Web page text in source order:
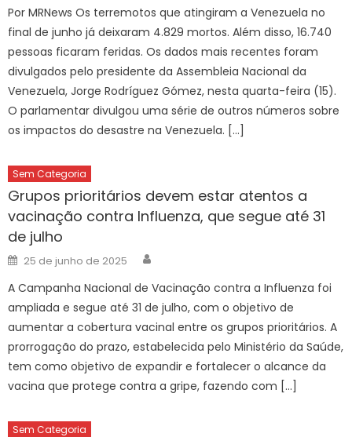
Por MRNews Os terremotos que atingiram a Venezuela no
final de junho já deixaram 4.829 mortos. Além disso, 16.740
pessoas ficaram feridas. Os dados mais recentes foram
divulgados pelo presidente da Assembleia Nacional da
Venezuela, Jorge Rodríguez Gómez, nesta quarta-feira (15).
O parlamentar divulgou uma série de outros números sobre
os impactos do desastre na Venezuela. […]
Sem Categoria
Grupos prioritários devem estar atentos a
vacinação contra Influenza, que segue até 31
de julho
Posted
on
25 de junho de 2025
A Campanha Nacional de Vacinação contra a Influenza foi
ampliada e segue até 31 de julho, com o objetivo de
aumentar a cobertura vacinal entre os grupos prioritários. A
prorrogação do prazo, estabelecida pelo Ministério da Saúde,
tem como objetivo de expandir e fortalecer o alcance da
vacina que protege contra a gripe, fazendo com […]
Sem Categoria